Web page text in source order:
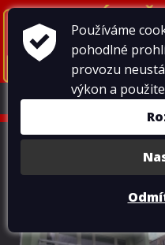
MENU
Fotogalerie>Zábradlí a
Používáme
pohodlné
provozu
výkon a